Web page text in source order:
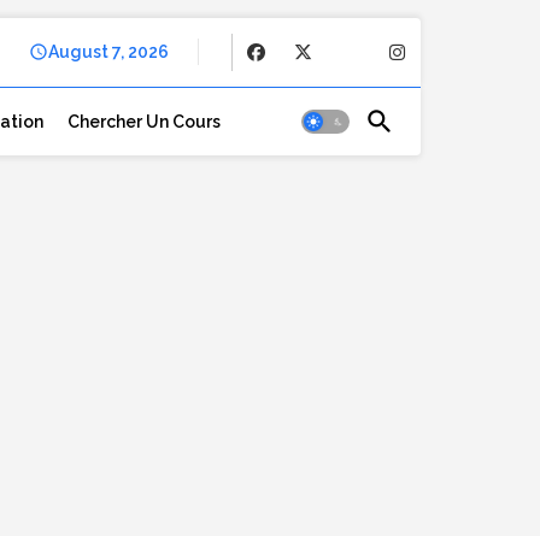
August 7, 2026
Chercher Un Cours